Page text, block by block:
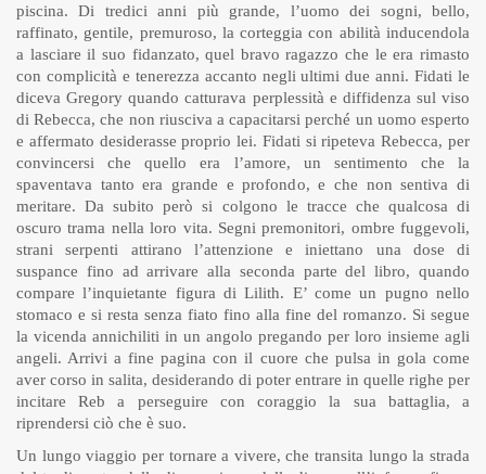
piscina. Di tredici anni più grande, l’uomo dei sogni, bello,
raffinato, gentile, premuroso, la corteggia con abilità inducendola
a lasciare il suo fidanzato, quel bravo ragazzo che le era rimasto
con complicità e tenerezza accanto negli ultimi due anni. Fidati le
diceva Gregory quando catturava perplessità e diffidenza sul viso
di Rebecca, che non riusciva a capacitarsi perché un uomo esperto
e affermato desiderasse proprio lei. Fidati si ripeteva Rebecca, per
convincersi che quello era l’amore, un sentimento che la
spaventava tanto era grande e profondo, e che non sentiva di
meritare. Da subito però si colgono le tracce che qualcosa di
oscuro trama nella loro vita. Segni premonitori, ombre fuggevoli,
strani serpenti attirano l’attenzione e iniettano una dose di
suspance fino ad arrivare alla seconda parte del libro, quando
compare l’inquietante figura di Lilith. E’ come un pugno nello
stomaco e si resta senza fiato fino alla fine del romanzo. Si segue
la vicenda annichiliti in un angolo pregando per loro insieme agli
angeli. Arrivi a fine pagina con il cuore che pulsa in gola come
aver corso in salita, desiderando di poter entrare in quelle righe per
incitare Reb a perseguire con coraggio la sua battaglia, a
riprendersi ciò che è suo.
Un lungo viaggio per tornare a vivere, che transita lungo la strada